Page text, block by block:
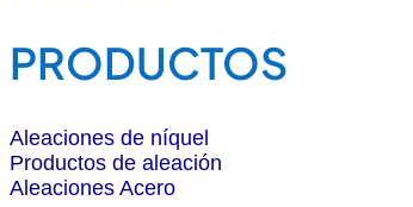
PRODUCTOS
Aleaciones de níquel
Productos de aleación
Aleaciones Acero